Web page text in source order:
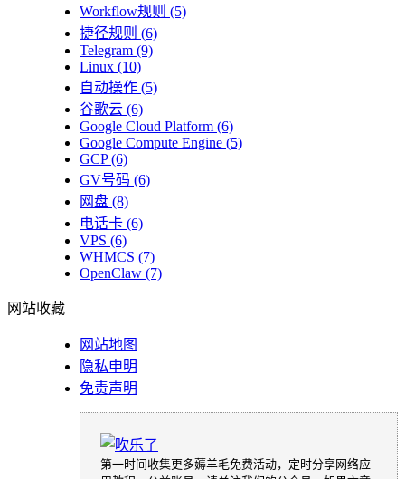
Workflow规则 (5)
捷径规则 (6)
Telegram (9)
Linux (10)
自动操作 (5)
谷歌云 (6)
Google Cloud Platform (6)
Google Compute Engine (5)
GCP(6)
GV号码 (6)
网盘 (8)
电话卡 (6)
VPS (6)
WHMCS (7)
OpenClaw (7)
网站收藏
网站地图
隐私申明
免责声明
第一时间收集更多薅羊毛免费活动，定时分享网络应